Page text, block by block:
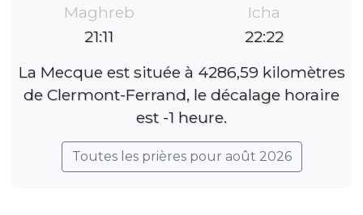
Maghreb
21:11
Icha
22:22
La Mecque est située à 4286,59 kilomètres
de Clermont-Ferrand, le décalage horaire
est -1 heure.
Toutes les prières pour août 2026